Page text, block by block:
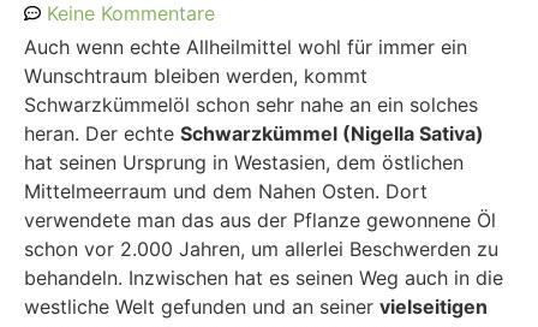
Keine Kommentare
Auch wenn echte Allheilmittel wohl für immer ein
Wunschtraum bleiben werden, kommt
Schwarzkümmelöl schon sehr nahe an ein solches
heran. Der echte Schwarzkümmel (Nigella Sativa)
hat seinen Ursprung in Westasien, dem östlichen
Mittelmeerraum und dem Nahen Osten. Dort
verwendete man das aus der Pflanze gewonnene Öl
schon vor 2.000 Jahren, um allerlei Beschwerden zu
behandeln. Inzwischen hat es seinen Weg auch in die
westliche Welt gefunden und an seiner vielseitigen